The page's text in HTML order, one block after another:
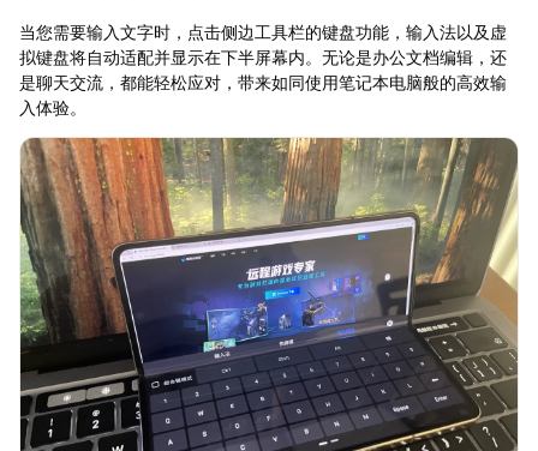
当您需要输入文字时，点击侧边工具栏的键盘功能，输入法以及虚
拟键盘将自动适配并显示在下半屏幕内。无论是办公文档编辑，还
是聊天交流，都能轻松应对，带来如同使用笔记本电脑般的高效输
入体验。